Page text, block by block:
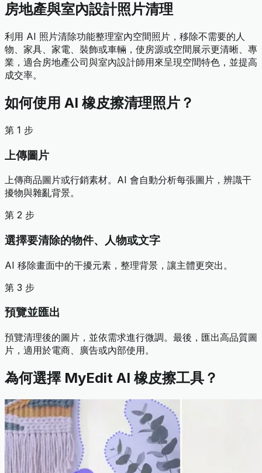
房地產與室內設計照片清理
利用 AI 照片清除功能整理室內空間照片，移除不需要的人
物、家具、家電、裝飾或車輛，使房源或空間展示更清晰、專
業，適合房地產公司與室內設計師用來呈現空間特色，並提高
成交率。
如何使用 AI 橡皮擦清理照片？
第 1 步
上傳圖片
上傳商品圖片或行銷素材。AI 會自動分析每張圖片，辨識干
擾物與雜亂背景。
第 2 步
選擇要清除的物件、人物或文字
AI 移除畫面中的干擾元素，整理背景，讓主體更突出。
第 3 步
預覽並匯出
預覽清理後的圖片，並依需求進行微調。最後，匯出高品質圖
片，適用於電商、廣告或內部使用。
為何選擇 MyEdit AI 橡皮擦工具？